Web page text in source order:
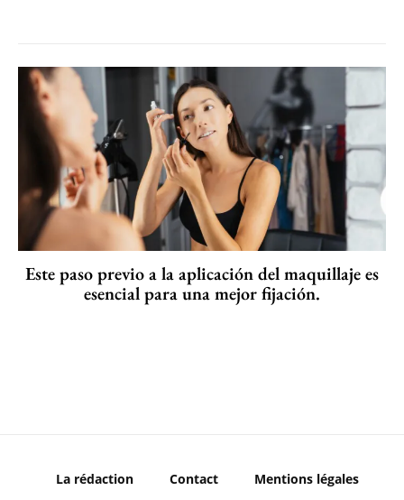
Este paso previo a la aplicación del maquillaje es
esencial para una mejor fijación.
La rédaction Contact Mentions légales